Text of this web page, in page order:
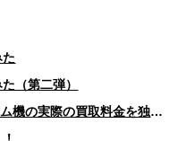
（第二弾）
際の買取料金を独自調査！！